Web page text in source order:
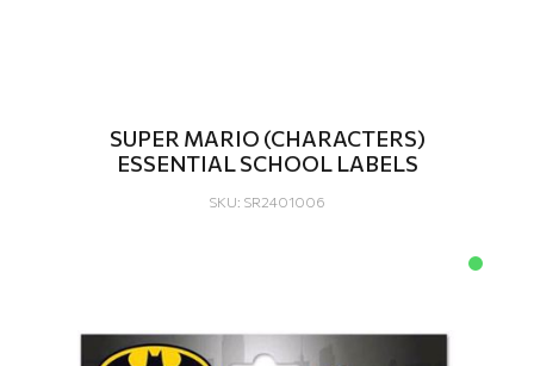
SUPER MARIO (CHARACTERS)
ESSENTIAL SCHOOL LABELS
SKU: SR2401006